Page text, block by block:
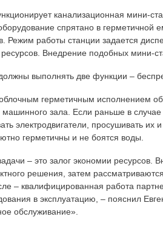
канализационная мини-
спрятано в герметичной
Режим работы станции задается
Внедрение подобных мини-
выполнять две функции –
герметичным исполнением
зала. Если раньше в
электродвигатели, просушивать их
герметичны и не боятся воды.
– это залог экономии ресурсов.
решения, затем
– квалифицированная работа
в эксплуатацию, – пояснил
обслуживание».